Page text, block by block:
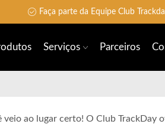
Faça parte da Equipe Club
Serviços Parceiros
ao lugar certo! O Club TrackDay